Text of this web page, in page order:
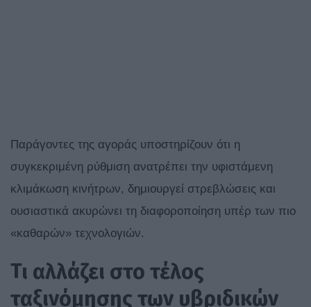
Παράγοντες της αγοράς υποστηρίζουν ότι η
συγκεκριμένη ρύθμιση ανατρέπει την υφιστάμενη
κλιμάκωση κινήτρων, δημιουργεί στρεβλώσεις και
ουσιαστικά ακυρώνει τη διαφοροποίηση υπέρ των πιο
«καθαρών» τεχνολογιών.
Τι αλλάζει στο τέλος
ταξινόμησης των υβριδικών